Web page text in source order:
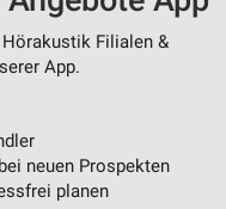
Filialen &
App.
neuen Prospekten
planen